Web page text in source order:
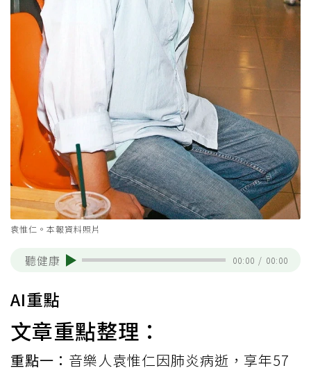
袁惟仁。本報資料照片
聽健康 00:00 / 00:00
AI重點
文章重點整理：
重點一： 音樂人袁惟仁因肺炎病逝，享年57